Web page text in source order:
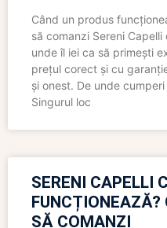
Când un produs
să comanzi Sereni
unde îl iei ca să primești
prețul corect și cu
și onest. De unde
Singurul loc
SERENI CAPELLI
SĂ COMANZI